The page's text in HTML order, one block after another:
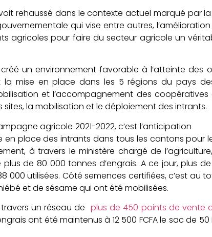
se voit rehaussé dans le contexte actuel
gouvernementale qui vise entre
agricoles pour faire du secteur agricole un
un environnement favorable à l’atteinte des
la mise en place dans les 5 régions du pays
et l’accompagnement des
sites, la mobilisation et le déploiement des intrants.
la campagne agricole 2021-2022,
en place des intrants dans tous les cantons pour
à travers le ministère chargé de
de 80 000 tonnes d’engrais. A ce jour, plus
000 utilisées. Côté semences certifiées, c’est au
et de sésame qui ont été mobilisées.
un réseau de plus de 450 points de vente
ont été maintenus à 12 500 FCFA le sac de